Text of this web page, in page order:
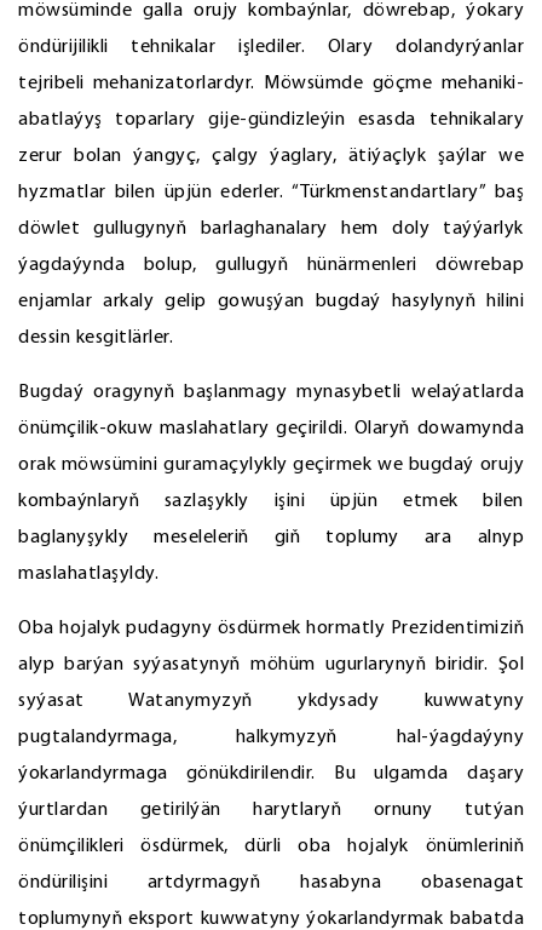
möwsüminde galla orujy kombaýnlar, döwrebap, ýokary
öndürijilikli tehnikalar işlediler. Olary dolandyrýanlar
tejribeli mehanizatorlardyr. Möwsümde göçme mehaniki-
abatlaýyş toparlary gije-gündizleýin esasda tehnikalary
zerur bolan ýangyç, çalgy ýaglary, ätiýaçlyk şaýlar we
hyzmatlar bilen üpjün ederler. “Türkmenstandartlary” baş
döwlet gullugynyň barlaghanalary hem doly taýýarlyk
ýagdaýynda bolup, gullugyň hünärmenleri döwrebap
enjamlar arkaly gelip gowuşýan bugdaý hasylynyň hilini
dessin kesgitlärler.
Bugdaý oragynyň başlanmagy mynasybetli welaýatlarda
önümçilik-okuw maslahatlary geçirildi. Olaryň dowamynda
orak möwsümini guramaçylykly geçirmek we bugdaý orujy
kombaýnlaryň sazlaşykly işini üpjün etmek bilen
baglanyşykly meseleleriň giň toplumy ara alnyp
maslahatlaşyldy.
Oba hojalyk pudagyny ösdürmek hormatly Prezidentimiziň
alyp barýan syýasatynyň möhüm ugurlarynyň biridir. Şol
syýasat Watanymyzyň ykdysady kuwwatyny
pugtalandyrmaga, halkymyzyň hal-ýagdaýyny
ýokarlandyrmaga gönükdirilendir. Bu ulgamda daşary
ýurtlardan getirilýän harytlaryň ornuny tutýan
önümçilikleri ösdürmek, dürli oba hojalyk önümleriniň
öndürilişini artdyrmagyň hasabyna obasenagat
toplumynyň eksport kuwwatyny ýokarlandyrmak babatda